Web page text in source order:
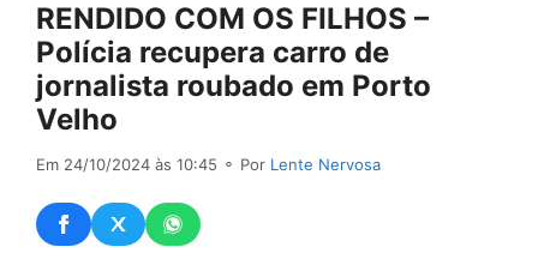
RENDIDO COM OS FILHOS –
Polícia recupera carro de
jornalista roubado em Porto
Velho
Em 24/10/2024 às 10:45 ⚬ Por Lente Nervosa